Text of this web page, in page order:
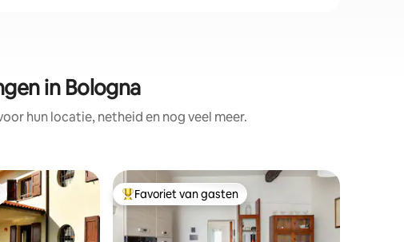
in Bologna
hun locatie, netheid en nog veel meer.
Topfavoriet van gasten
Favoriet van gasten